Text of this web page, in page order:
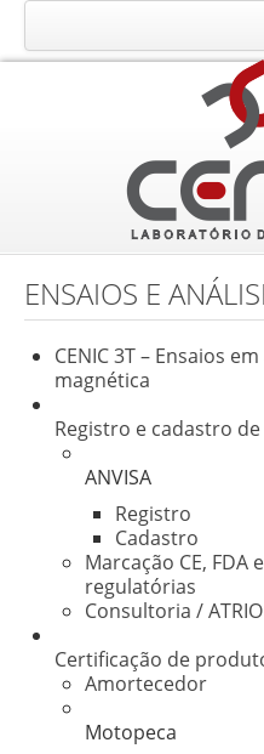
O Laboratório CENIC
Infraestrutura
Ensaios e Análises
Consultoria e Cursos
Contato
Trabalhe Conosco
Localização
ENSAIOS E
CENIC 3T – Ensaios
magnética
Registro e cadastro
ANVISA
Registro
Cadastro
Marcação CE, FDA
regulatórias
Consultoria / ATRIO
Certificação de
Amortecedor
Motopeca